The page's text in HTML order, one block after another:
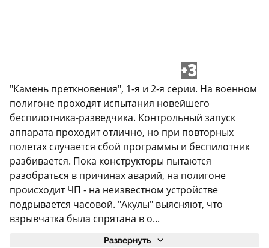
+3
"Камень преткновения", 1-я и 2-я серии. На военном
полигоне проходят испытания новейшего
беспилотника-разведчика. Контрольный запуск
аппарата проходит отлично, но при повторных
полетах случается сбой программы и беспилотник
разбивается. Пока конструкторы пытаются
разобраться в причинах аварий, на полигоне
происходит ЧП - на неизвестном устройстве
подрывается часовой. "Акулы" выясняют, что
взрывчатка была спрятана в о...
Развернуть